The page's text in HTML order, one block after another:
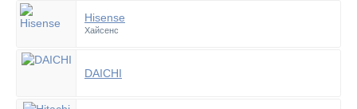
Hisense
Хайсенс
DAICHI